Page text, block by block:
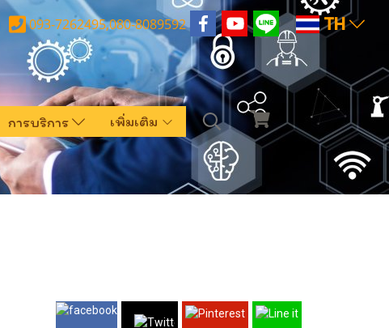
093-7262495,080-8089592 TH
การบริการ เพิ่มเติม